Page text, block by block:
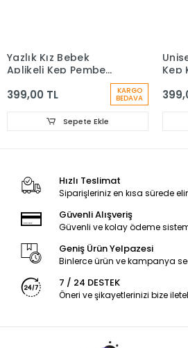
Yazlık Kız Bebek
Aplikeli Kep Pembe
399,00 TL KARGO
BEDAVA
Sepete Ekle
Kep
Hızlı Teslimat
Siparişleriniz en kısa sürede
Güvenli Alışveriş
Güvenli ve kolay ödeme
Geniş Ürün Yelpazesi
Binlerce ürün ve kampanya
7 / 24 DESTEK
Öneri ve şikayetlerinizi bize